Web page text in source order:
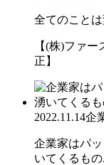
全てのこと
【(株)ファ
正】
2022.11.14企
企業家はパ
いてくるもの